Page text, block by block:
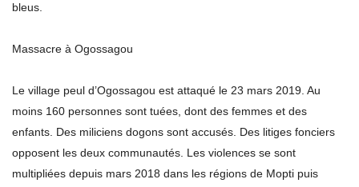
bleus.
Massacre à Ogossagou
Le village peul d’Ogossagou est attaqué le 23 mars 2019. Au
moins 160 personnes sont tuées, dont des femmes et des
enfants. Des miliciens dogons sont accusés. Des litiges fonciers
opposent les deux communautés. Les violences se sont
multipliées depuis mars 2018 dans les régions de Mopti puis